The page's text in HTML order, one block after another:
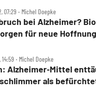
07:29 ‧ Michel Doepke
bei Alzheimer?
für neue Hoffnung
14:59 ‧ Michel Doepke
Alzheimer‑Mittel
als